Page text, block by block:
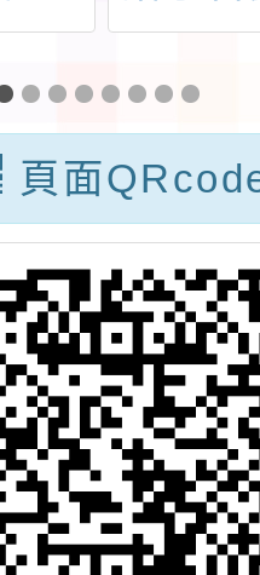
廣
計
「越
競賽
影
頁面